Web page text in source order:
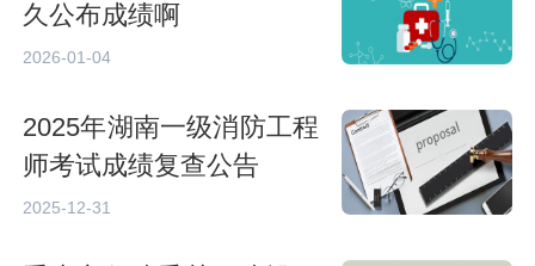
久公布成绩啊
2026-01-04
2025年湖南一级消防工程
师考试成绩复查公告
2025-12-31